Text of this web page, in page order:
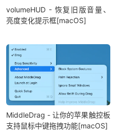
volumeHUD - 恢复旧版音量、
亮度变化提示框[macOS]
MiddleDrag - 让你的苹果触控板
支持鼠标中键拖拽功能[macOS]